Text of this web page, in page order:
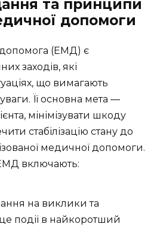
та принципи
допомоги
(ЕМД) є
заходів, які
що вимагають
Її основна мета —
мінімізувати шкоду
стабілізацію стану до
медичної допомоги.
включають:
на виклики та
події в найкоротший